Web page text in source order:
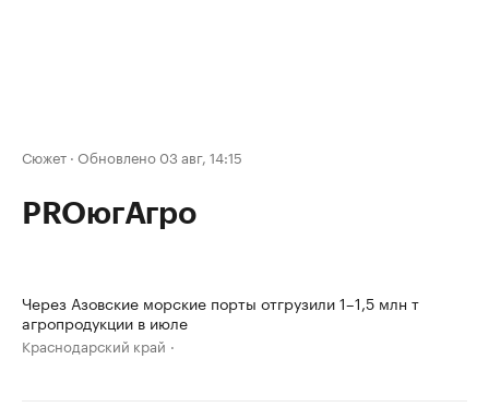
Сюжет · Обновлено 03 авг, 14:15
PROюгАгро
Через Азовские морские порты отгрузили 1–1,5 млн т
агропродукции в июле
Краснодарский край